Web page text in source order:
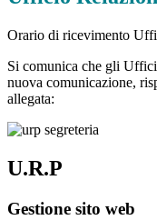
Orario di ricevimento
Si comunica che gli
nuova comunicazione,
allegata:
U.R.P
Gestione sito web